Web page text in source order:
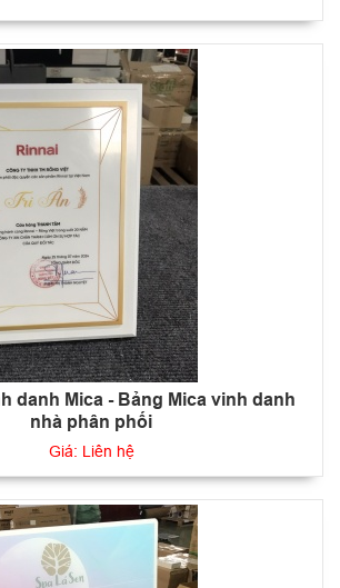
danh Mica - Bảng Mica vinh danh
nhà phân phối
Giá: Liên hệ